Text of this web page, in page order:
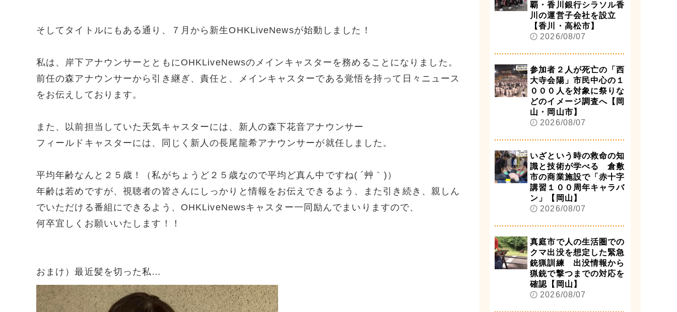
そしてタイトルにもある通り、７月から新生OHKLiveNewsが始動しました！
私は、岸下アナウンサーとともにOHKLiveNewsのメインキャスターを務めることになりました。
前任の森アナウンサーから引き継ぎ、責任と、メインキャスターである覚悟を持って日々ニュース
をお伝えしております。
また、以前担当していた天気キャスターには、新人の森下花音アナウンサー
フィールドキャスターには、同じく新人の長尾龍希アナウンサーが就任しました。
平均年齢なんと２５歳！（私がちょうど２５歳なので平均ど真ん中ですね( ´艸｀)）
年齢は若めですが、視聴者の皆さんにしっかりと情報をお伝えできるよう、また引き続き、親しん
でいただける番組にできるよう、OHKLiveNewsキャスター一同励んでまいりますので、
何卒宜しくお願いいたします！！
おまけ）最近髪を切った私…
覇・香川銀行シラソル香
川の運営子会社を設立
【香川・高松市】
2026/08/07
参加者２人が死亡の「西
大寺会陽」市民中心の１
０００人を対象に祭りな
どのイメージ調査へ【岡
山・岡山市】
2026/08/07
いざという時の救命の知
識と技術が学べる 倉敷
市の商業施設で「赤十字
講習１００周年キャラバ
ン」【岡山】
2026/08/07
真庭市で人の生活圏での
クマ出没を想定した緊急
銃猟訓練 出没情報から
猟銃で撃つまでの対応を
確認【岡山】
2026/08/07